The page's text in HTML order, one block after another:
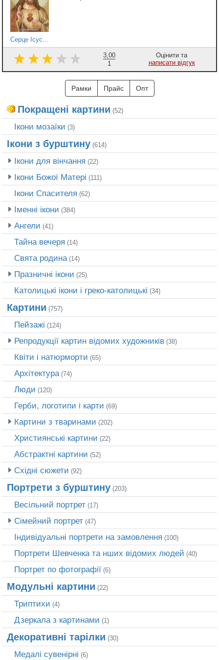
Серце Ісуса 4
3,00
1
Оцінити та
написати відгук
Рамки Прайс Опт
Покращені картини (52)
Ікони мозаїки (3)
Ікони з бурштину (614)
Ікони для вінчання (22)
Ікони Божої Матері (111)
Ікони Спасителя (62)
Іменні ікони (384)
Ангели (41)
Тайна вечеря (14)
Свята родина(14)
Празничні ікони (25)
Католицькі ікони і греко-католицькі (34)
Картини (757)
Пейзажі (124)
Репродукції картин відомих художників (38)
Квіти і натюрморти (65)
Архітектура(74)
Люди (120)
Герби, логотипи і карти (69)
Картини з тваринами (202)
Християнські картини (22)
Абстрактні картини (52)
Східні сюжети (92)
Портрети з бурштину (203)
Весільний портрет (17)
Сімейний портрет (47)
Індивідуальні портрети на замовлення (100)
Портрети Шевченка та нших відомих людей (40)
Портрет по фотографії (6)
Модульні картини (22)
Триптихи (4)
Дзеркала з картинами (1)
Декоративні тарілки (30)
Медалі сувенірні (6)